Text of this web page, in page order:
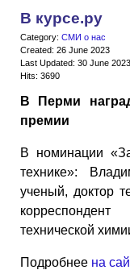
В курсе.ру
Category: СМИ о нас
Created: 26 June 2023
Last Updated: 30 June 2023
Hits: 3690
В Перми
премии
В номинации
технике»:
ученый, доктор
технической
Подробнее на